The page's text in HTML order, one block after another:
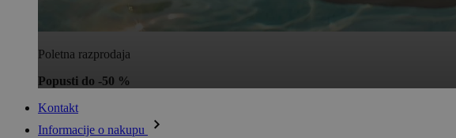
Poletna razprodaja
Popusti do -50 %
Kontakt
Informacije o nakupu